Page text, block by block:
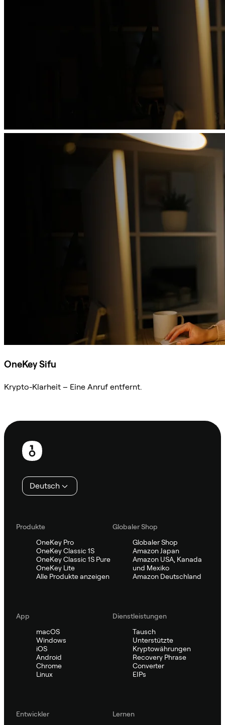
OneKey Sifu
Krypto-Klarheit – Eine Anruf entfernt.
Fußzeile
Deutsch
Produkte
OneKey Pro
OneKey Classic 1S
OneKey Classic 1S Pure
OneKey Lite
Alle Produkte anzeigen
Globaler Shop
Globaler Shop
Amazon Japan
Amazon USA, Kanada
und Mexiko
Amazon Deutschland
App
macOS
Windows
iOS
Android
Chrome
Linux
Dienstleistungen
Tausch
Unterstützte
Kryptowährungen
Recovery Phrase
Converter
EIPs
Entwickler
Lernen